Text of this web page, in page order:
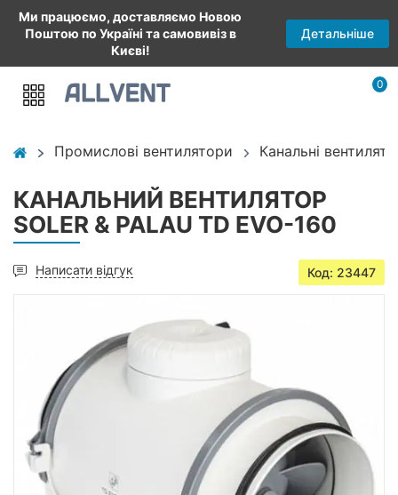
Ми працюємо, доставляємо Новою
Поштою по Україні та самовивіз в
Києві!
Детальніше
0
Промислові вентилятори Канальні
КАНАЛЬНИЙ ВЕНТИЛЯТОР
SOLER & PALAU TD EVO-160
Написати відгук Код: 23447